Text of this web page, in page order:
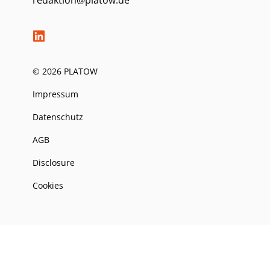
© 2026 PLATOW
Impressum
Datenschutz
AGB
Disclosure
Cookies